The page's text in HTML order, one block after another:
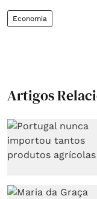
Economia
Artigos